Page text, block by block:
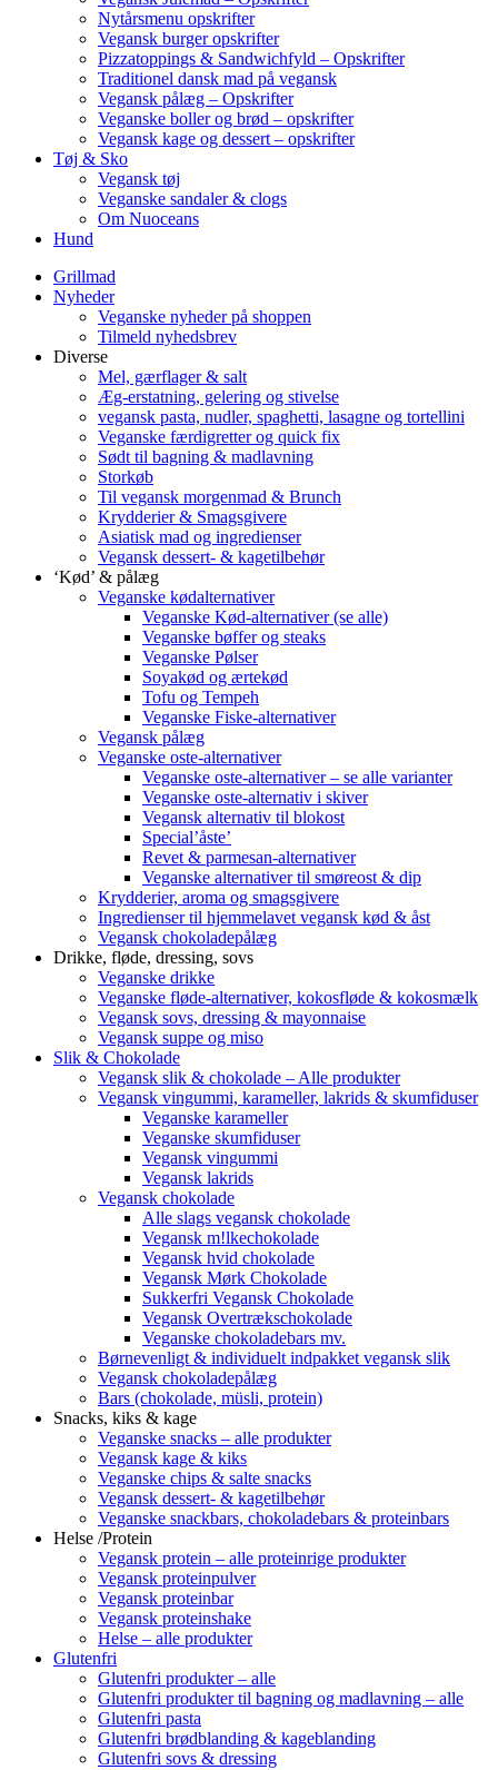
Nytårsmenu opskrifter
Vegansk burger opskrifter
Pizzatoppings & Sandwichfyld – Opskrifter
Traditionel dansk mad på vegansk
Vegansk pålæg – Opskrifter
Veganske boller og brød – opskrifter
Vegansk kage og dessert – opskrifter
Tøj & Sko
Vegansk tøj
Veganske sandaler & clogs
Om Nuoceans
Hund
Grillmad
Nyheder
Veganske nyheder på shoppen
Tilmeld nyhedsbrev
Diverse
Mel, gærflager & salt
Æg-erstatning, gelering og stivelse
vegansk pasta, nudler, spaghetti, lasagne og tortellini
Veganske færdigretter og quick fix
Sødt til bagning & madlavning
Storkøb
Til vegansk morgenmad & Brunch
Krydderier & Smagsgivere
Asiatisk mad og ingredienser
Vegansk dessert- & kagetilbehør
‘Kød’ & pålæg
Veganske kødalternativer
Veganske Kød-alternativer (se alle)
Veganske bøffer og steaks
Veganske Pølser
Soyakød og ærtekød
Tofu og Tempeh
Veganske Fiske-alternativer
Vegansk pålæg
Veganske oste-alternativer
Veganske oste-alternativer – se alle varianter
Veganske oste-alternativ i skiver
Vegansk alternativ til blokost
Special’åste’
Revet & parmesan-alternativer
Veganske alternativer til smøreost & dip
Krydderier, aroma og smagsgivere
Ingredienser til hjemmelavet vegansk kød & åst
Vegansk chokoladepålæg
Drikke, fløde, dressing, sovs
Veganske drikke
Veganske fløde-alternativer, kokosfløde & kokosmælk
Vegansk sovs, dressing & mayonnaise
Vegansk suppe og miso
Slik & Chokolade
Vegansk slik & chokolade – Alle produkter
Vegansk vingummi, karameller, lakrids & skumfiduser
Veganske karameller
Veganske skumfiduser
Vegansk vingummi
Vegansk lakrids
Vegansk chokolade
Alle slags vegansk chokolade
Vegansk m!lkechokolade
Vegansk hvid chokolade
Vegansk Mørk Chokolade
Sukkerfri Vegansk Chokolade
Vegansk Overtrækschokolade
Veganske chokoladebars mv.
Børnevenligt & individuelt indpakket vegansk slik
Vegansk chokoladepålæg
Bars (chokolade, müsli, protein)
Snacks, kiks & kage
Veganske snacks – alle produkter
Vegansk kage & kiks
Veganske chips & salte snacks
Vegansk dessert- & kagetilbehør
Veganske snackbars, chokoladebars & proteinbars
Helse /Protein
Vegansk protein – alle proteinrige produkter
Vegansk proteinpulver
Vegansk proteinbar
Vegansk proteinshake
Helse – alle produkter
Glutenfri
Glutenfri produkter – alle
Glutenfri produkter til bagning og madlavning – alle
Glutenfri pasta
Glutenfri brødblanding & kageblanding
Glutenfri sovs & dressing